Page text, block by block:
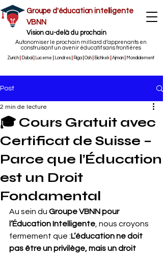
Groupe d'éducation intelligente
VBNN
Vision au-delà du prochain
Autonomiser le prochain milliard d’apprenants en
construisant un avenir éducatif sans frontières
Zurich Dubaï Lucerne Londres Riga Osh Bichkek Ajman Mondialement
Post
🎓 Cours Gratuit avec
Certificat de Suisse –
Parce que l’Éducation
est un Droit
Fondamental
2 min de lecture
Au sein du Groupe VBNN pour
l’Éducation Intelligente , nous croyons
fermement que :L’éducation ne doit
pas être un privilège, mais un droit